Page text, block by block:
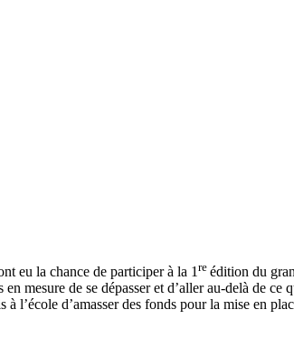
eu la chance de participer à la 1re édition du
mesure de se dépasser et d’aller au-delà de
l’école d’amasser des fonds pour la mise en